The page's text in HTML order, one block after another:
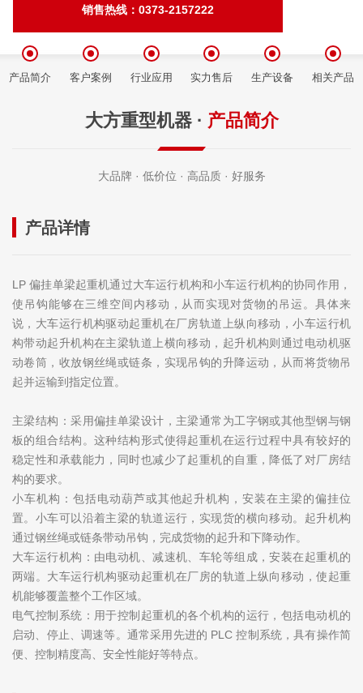
销售热线：0373-2157222
产品简介 客户案例 行业应用 实力售后 生产设备 相关产品
大方重型机器 · 产品简介
大品牌 · 低价位 · 高品质 · 好服务
产品详情
LP 偏挂单梁起重机通过大车运行机构和小车运行机构的协同作用，
使吊钩能够在三维空间内移动，从而实现对货物的吊运。具体来
说，大车运行机构驱动起重机在厂房轨道上纵向移动，小车运行机
构带动起升机构在主梁轨道上横向移动，起升机构则通过电动机驱
动卷筒，收放钢丝绳或链条，实现吊钩的升降运动，从而将货物吊
起并运输到指定位置。
主梁结构：采用偏挂单梁设计，主梁通常为工字钢或其他型钢与钢
板的组合结构。这种结构形式使得起重机在运行过程中具有较好的
稳定性和承载能力，同时也减少了起重机的自重，降低了对厂房结
构的要求。
小车机构：包括电动葫芦或其他起升机构，安装在主梁的偏挂位
置。小车可以沿着主梁的轨道运行，实现货的横向移动。起升机构
通过钢丝绳或链条带动吊钩，完成货物的起升和下降动作。
大车运行机构：由电动机、减速机、车轮等组成，安装在起重机的
两端。大车运行机构驱动起重机在厂房的轨道上纵向移动，使起重
机能够覆盖整个工作区域。
电气控制系统：用于控制起重机的各个机构的运行，包括电动机的
启动、停止、调速等。通常采用先进的 PLC 控制系统，具有操作简
便、控制精度高、安全性能好等特点。